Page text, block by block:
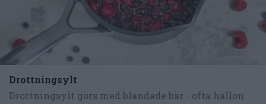
Drottningsylt
Drottningsylt görs med blandade bär - ofta hallon